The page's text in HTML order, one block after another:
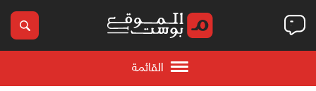
القائمة